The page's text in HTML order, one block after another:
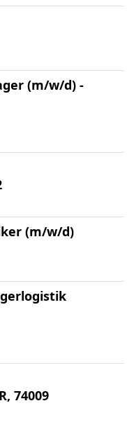
(m/w/d) -
(m/w/d)
74009